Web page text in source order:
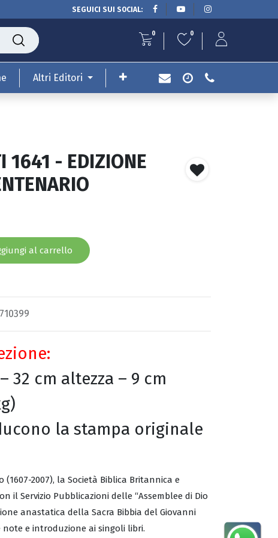
SEGUICI SUI SOCIAL:
0 0
Altri Editori
1641 - EDIZIONE
al carrello
32 cm altezza – 9 cm
la stampa originale
2007), la Società Biblica Britannica e
il Servizio Pubblicazioni delle “Assemblee di Dio
anastatica della Sacra Bibbia del Giovanni
note e introduzione ai singoli libri.